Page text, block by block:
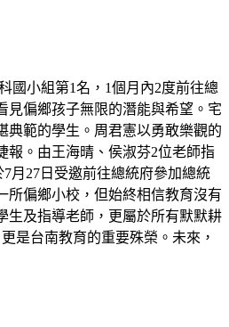
國小組第1名，1個月內2度前往總
見偏鄉孩子無限的潛能與希望。宅
典範的學生。周君憲以勇敢樂觀的
報。由王海晴、侯淑芬2位老師指
月27日受邀前往總統府參加總統
所偏鄉小校，但始終相信教育沒有
生及指導老師，更屬於所有默默耕
是台南教育的重要殊榮。未來，